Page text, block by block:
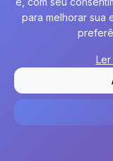
Contato
(11) 93539-6590
Simples Digital é
para melhorar sua